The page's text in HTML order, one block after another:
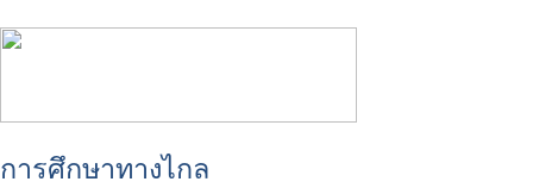
การศึกษาทางไกล